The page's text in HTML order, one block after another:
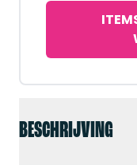
BESCHRIJVING